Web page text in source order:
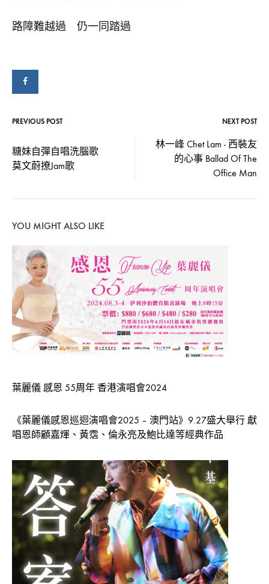
路障難越過 仍一同踏過
navigation
PREVIOUS POST NEXT POST
糖妹自彈自唱洗腦歌
莫文蔚撩Jam歌
林一峰 Chet Lam - 西裝友
的心事 Ballad Of The
Office Man
YOU MIGHT ALSO LIKE
葉麗儀 感恩 55周年 香港演唱會2024
《葉麗儀感恩巡迴演唱會2025 – 澳門站》9.27盛大舉行 獻
唱恩師顧嘉煇、黃霑、倫永亮及鮑比達等經典作品